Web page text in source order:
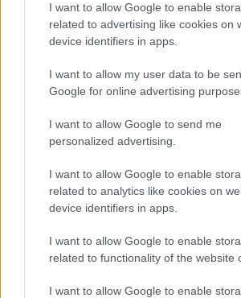
I want to allow Google to enable
related to advertising like cookies on
device identifiers in apps.
I want to allow my user data to be
Google for online advertising
I want to allow Google to send me
personalized advertising.
I want to allow Google to enable
related to analytics like cookies on
device identifiers in apps.
I want to allow Google to enable
related to functionality of the website
I want to allow Google to enable
Come ottenere labbra perfette con
Cristian Castiglioni · 7 Ago 2026